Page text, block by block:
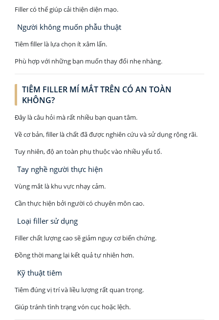
Filler có thể giúp cải thiện diện mạo.
Người không muốn phẫu thuật
Tiêm filler là lựa chọn ít xâm lấn.
Phù hợp với những bạn muốn thay đổi nhẹ nhàng.
TIÊM FILLER MÍ MẮT TRÊN CÓ AN TOÀN
KHÔNG?
Đây là câu hỏi mà rất nhiều bạn quan tâm.
Về cơ bản, filler là chất đã được nghiên cứu và sử dụng rộng rãi.
Tuy nhiên, độ an toàn phụ thuộc vào nhiều yếu tố.
Tay nghề người thực hiện
Vùng mắt là khu vực nhạy cảm.
Cần thực hiện bởi người có chuyên môn cao.
Loại filler sử dụng
Filler chất lượng cao sẽ giảm nguy cơ biến chứng.
Đồng thời mang lại kết quả tự nhiên hơn.
Kỹ thuật tiêm
Tiêm đúng vị trí và liều lượng rất quan trọng.
Giúp tránh tình trạng vón cục hoặc lệch.